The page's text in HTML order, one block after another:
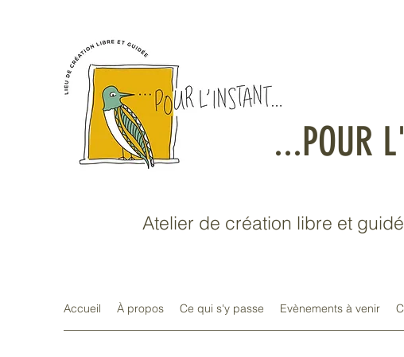
...POUR
Atelier de création libre et
Accueil À propos Ce qui s'y passe Evènements à venir